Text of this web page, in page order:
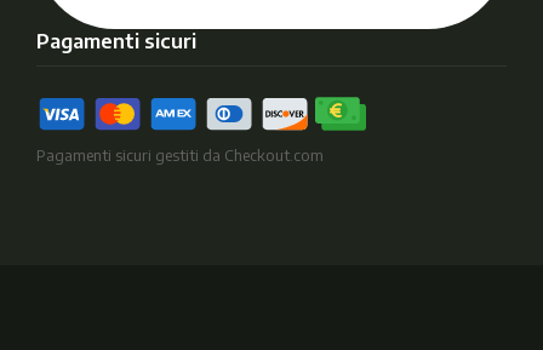
Pagamenti sicuri
Pagamenti sicuri gestiti da Checkout.com